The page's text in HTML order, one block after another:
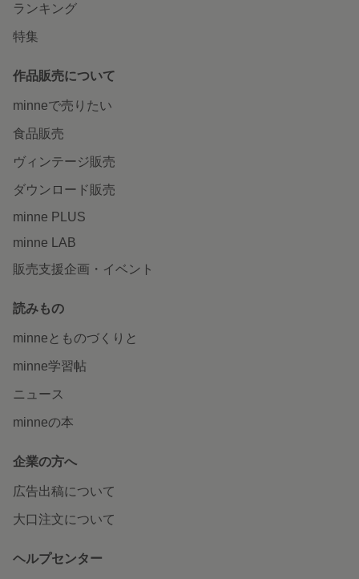
ランキング
特集
作品販売について
minneで売りたい
食品販売
ヴィンテージ販売
ダウンロード販売
minne PLUS
minne LAB
販売支援企画・イベント
読みもの
minneとものづくりと
minne学習帖
ニュース
minneの本
企業の方へ
広告出稿について
大口注文について
ヘルプセンター